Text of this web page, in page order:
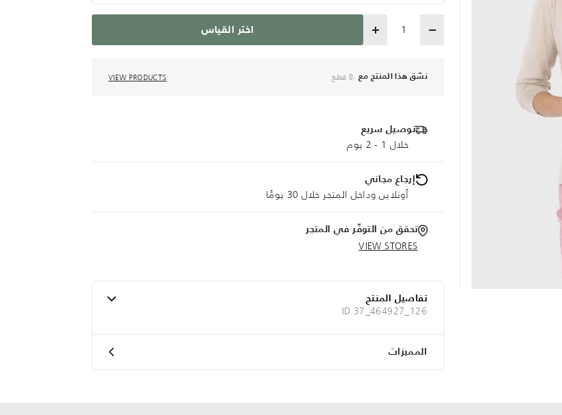
Quantity اختر القياس
نسّق هذا المنتج مع 8 قطع VIEW PRODUCTS
توصيل سريع
خلال 1 - 2 يوم
إرجاع مجاني
أونلاين وداخل المتجر خلال 30 يومًا
تحقق من التوفّر في المتجر
VIEW STORES
تفاصيل المنتج
ID 37_464927_126
المميزات